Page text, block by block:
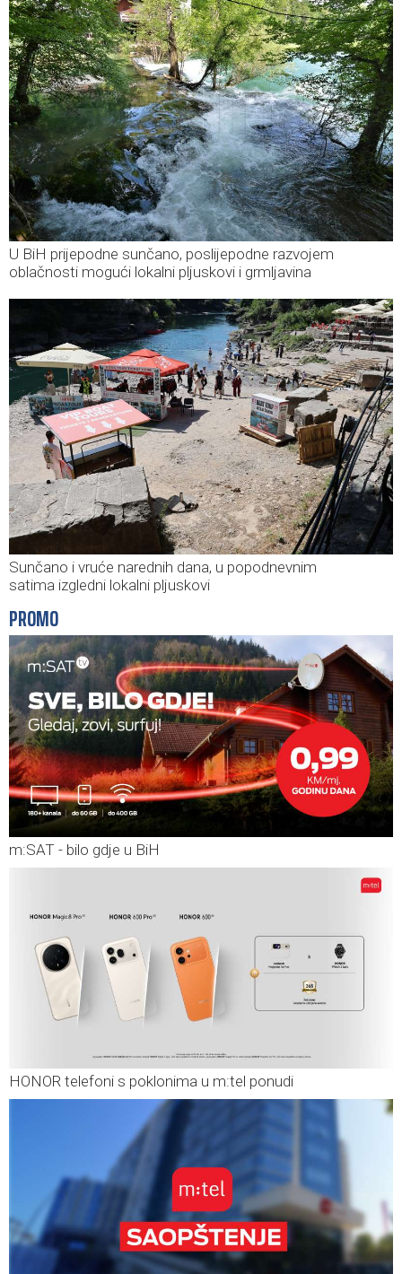
U BiH prijepodne sunčano, poslijepodne razvojem
oblačnosti mogući lokalni pljuskovi i grmljavina
Sunčano i vruće narednih dana, u popodnevnim
satima izgledni lokalni pljuskovi
PROMO
m:SAT - bilo gdje u BiH
HONOR telefoni s poklonima u m:tel ponudi